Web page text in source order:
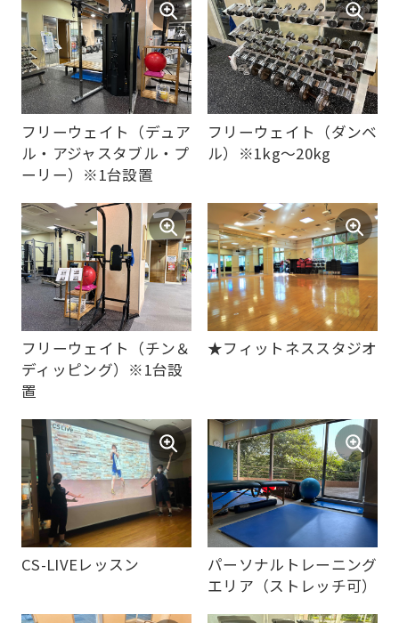
フリーウェイト（デュア
ル・アジャスタブル・プ
ーリー）※1台設置
フリーウェイト（ダンベ
ル）※1kg～20kg
フリーウェイト（チン＆
ディッピング）※1台設
置
★フィットネススタジオ
CS-LIVEレッスン
パーソナルトレーニング
エリア（ストレッチ可）
The
translation
may
differ
from
the
content.
We
ask
that
you
fully
this
before
using
the
service.
Automatic